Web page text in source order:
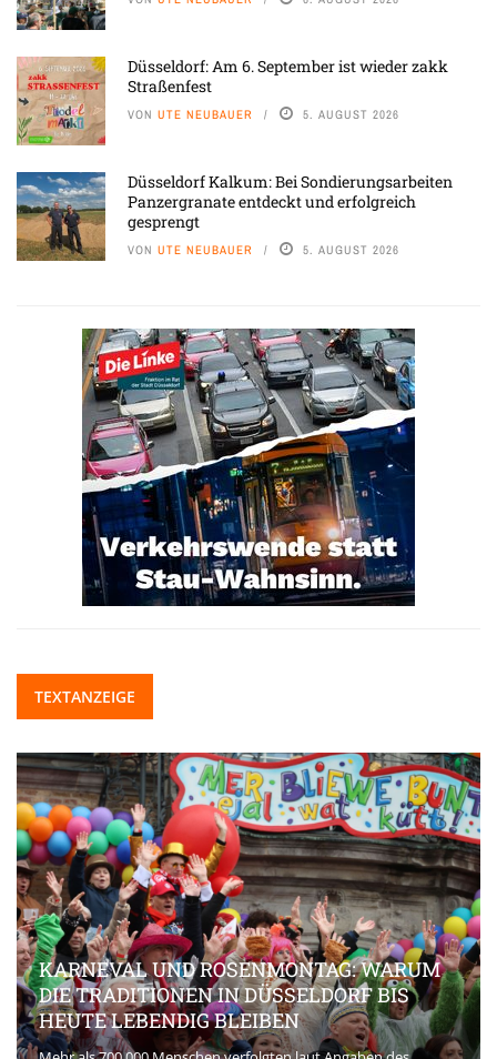
Düsseldorf: Am 6. September ist wieder zakk
Straßenfest
VON UTE NEUBAUER 5. AUGUST 2026
Düsseldorf Kalkum: Bei Sondierungsarbeiten
Panzergranate entdeckt und erfolgreich
gesprengt
VON UTE NEUBAUER 5. AUGUST 2026
TEXTANZEIGE
KARNEVAL UND ROSENMONTAG: WARUM
DIE TRADITIONEN IN DÜSSELDORF BIS
HEUTE LEBENDIG BLEIBEN